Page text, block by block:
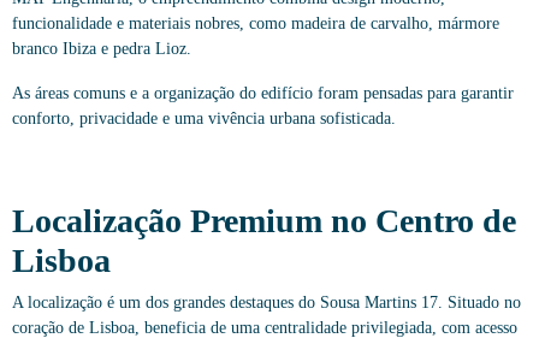
funcionalidade e materiais nobres, como madeira de carvalho, mármore
branco Ibiza e pedra Lioz.
As áreas comuns e a organização do edifício foram pensadas para garantir
conforto, privacidade e uma vivência urbana sofisticada.
Localização Premium no Centro de
Lisboa
A localização é um dos grandes destaques do Sousa Martins 17. Situado no
coração de Lisboa, beneficia de uma centralidade privilegiada, com acesso